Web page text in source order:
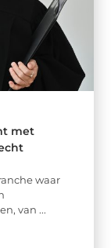
met
waar
van ...